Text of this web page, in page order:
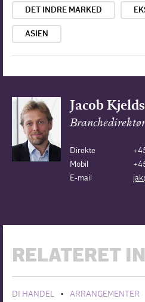
DET INDRE MARKED
ASIEN
Jacob
Branchedirektør
Direkte
Mobil
E-mail
RELATERET
DI HANDEL • ARRANGEMENTER